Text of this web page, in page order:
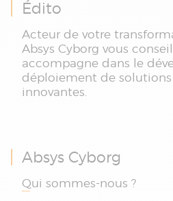
Édito
Acteur de votre
Absys Cyborg vous
accompagne dans le
déploiement de
innovantes.
Absys Cyborg
Qui sommes-nous ?